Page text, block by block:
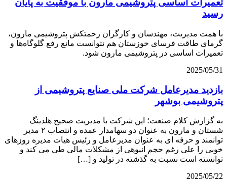
تعمیرات اساسی پتروشیمی مارون با موفقیت به پایان
رسید
با همت مدیریت، مهندسان و کارگران زحمتکش پتروشیمی مارون،
گرمای طاقت فرسای خوزستان هم نتوانست مانع رفع گلوگاه‌ها و
تعمیرات اساسی در پتروشیمی مارون شود.
2025/05/31
بازدید مدیرعامل شرکت ملی صنایع پتروشیمی از
پتروشیمی بوشهر
به گزارش کلام صنعت؛ این شرکت با مدیریت صحیح هلدینگ
شستان و مارون به عنوان دو سهامدار عمده و انتصاب ۲ مدیر
توانمند و حرفه ای به عنوان مدیرعامل و رئیس هیات مدیره روزهای
خوبی را علی رغم حجم انبوهی از مشکلات مالی طی می کند و
توانسته است نسبت به گذشته در تولید و […]
2025/05/22